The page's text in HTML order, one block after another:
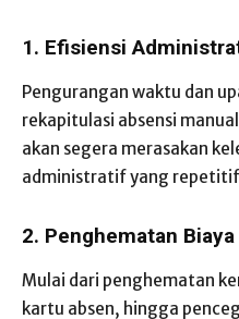
1. Efisiensi
Pengurangan waktu dan
rekapitulasi absensi
akan segera merasakan
administratif yang
2. Penghematan
Mulai dari penghematan
kartu absen, hingga